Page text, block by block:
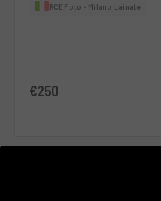
RCE Foto - Milano Lainate
€250